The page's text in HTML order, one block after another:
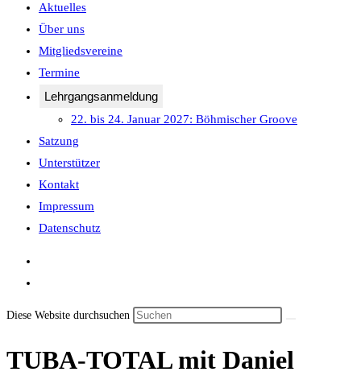
Aktuelles
Über uns
Mitgliedsvereine
Termine
Lehrgangsanmeldung
22. bis 24. Januar 2027: Böhmischer Groove
Satzung
Unterstützer
Kontakt
Impressum
Datenschutz
Diese Website durchsuchen
TUBA-TOTAL mit Daniel